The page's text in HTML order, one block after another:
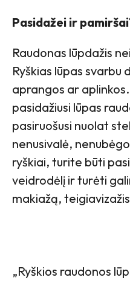
Pasidažei ir
Raudonas lūpdažis
Ryškias lūpas svarbu
aprangos ar
pasidažiusi lūpas
pasiruošusi nuolat
nenusivalė,
ryškiai, turite būti
veidrodėlį ir turėti
makiažą,
„Ryškios raudonos